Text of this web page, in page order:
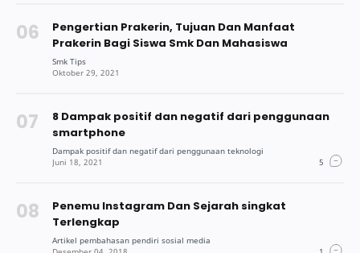
Pengertian Prakerin, Tujuan Dan Manfaat
Prakerin Bagi Siswa Smk Dan Mahasiswa
8 Dampak positif dan negatif dari penggunaan
smartphone
Penemu Instagram Dan Sejarah singkat
Terlengkap